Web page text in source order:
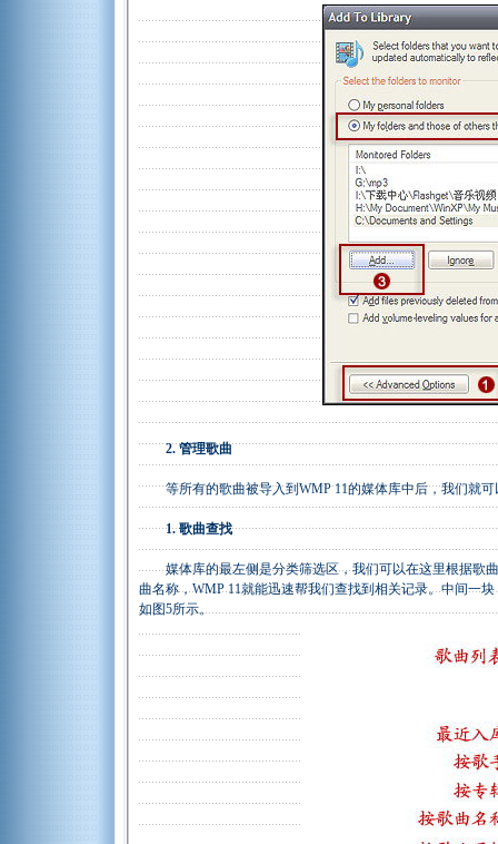
2. 管理歌曲
等所有的歌曲被导入到WMP 11的媒体库中后，我们就可
1. 歌曲查找
媒体库的最左侧是分类筛选区，我们可以在这里根据歌曲
曲名称，WMP 11就能迅速帮我们查找到相关记录。中间一
如图5所示。